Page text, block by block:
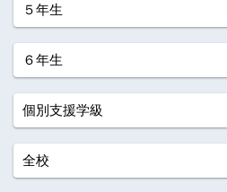
５年生
６年生
個別支援学級
全校